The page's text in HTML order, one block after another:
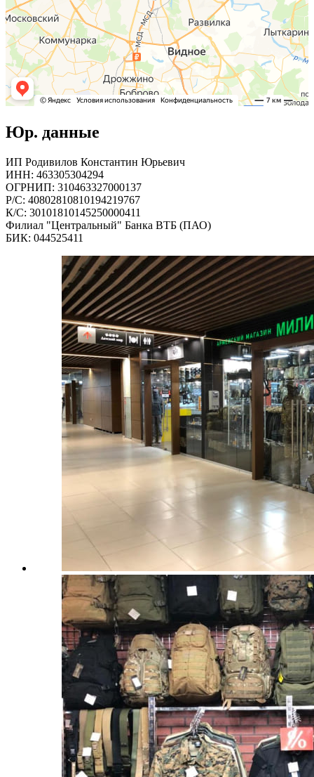
Юр. данные
ИП Родивилов Константин Юрьевич
ИНН: 463305304294
ОГРНИП: 310463327000137
Р/С: 40802810810194219767
К/С: 30101810145250000411
Филиал "Центральный" Банка ВТБ (ПАО)
БИК: 044525411